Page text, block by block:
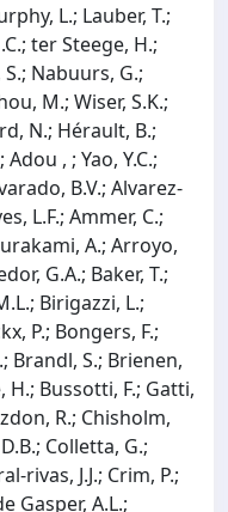
L.; Lauber, T.;
ter Steege, H.;
S.; Nabuurs, G.;
M.; Wiser, S.K.;
N.; Hérault, B.;
, ; Yao, Y.C.;
B.V.; Alvarez‐
L.F.; Ammer, C.;
A.; Arroyo,
G.A.; Baker, T.;
Birigazzi, L.;
P.; Bongers, F.;
Brandl, S.; Brienen,
H.; Bussotti, F.; Gatti,
R.; Chisholm,
Colletta, G.;
J.J.; Crim, P.;
Gasper, A.L.;